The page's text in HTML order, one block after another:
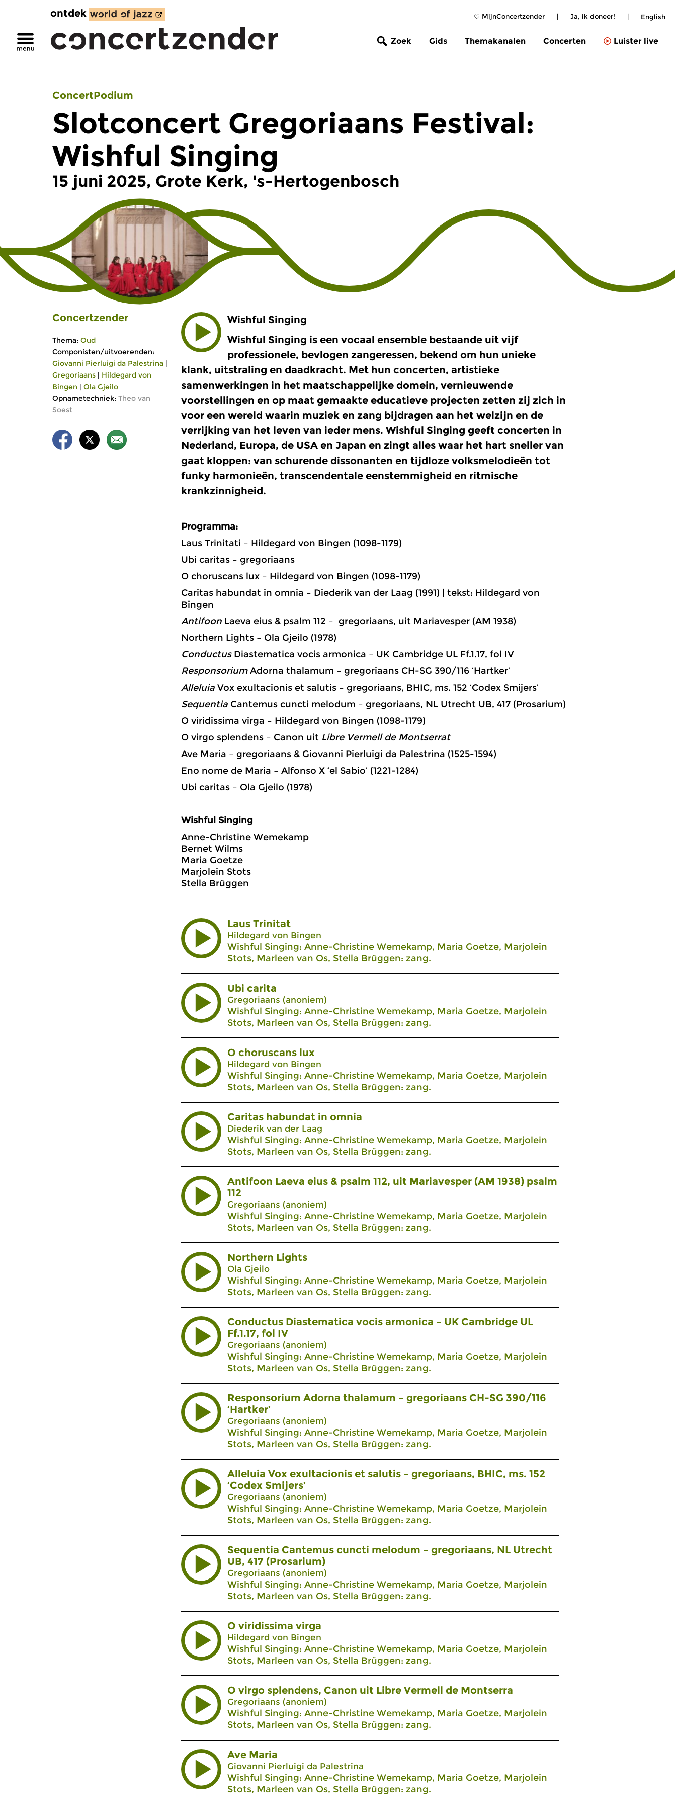
MijnConcertzender | Ja, ik doneer! | English
ontdek
Zoek Gids Themakanalen Concerten Luister live
ConcertPodium
Slotconcert Gregoriaans Festival:
Wishful Singing
15 juni 2025, Grote Kerk, 's-Hertogenbosch
Concertzender
Thema: Oud
Componisten/uitvoerenden:
Giovanni Pierluigi da Palestrina |
Gregoriaans | Hildegard von
Bingen | Ola Gjeilo
Opnametechniek: Theo van
Soest
Wishful Singing
Wishful Singing is een vocaal ensemble bestaande uit vijf
professionele, bevlogen zangeressen, bekend om hun unieke
klank, uitstraling en daadkracht. Met hun concerten, artistieke
samenwerkingen in het maatschappelijke domein, vernieuwende
voorstellingen en op maat gemaakte educatieve projecten zetten zij zich in
voor een wereld waarin muziek en zang bijdragen aan het welzijn en de
verrijking van het leven van ieder mens. Wishful Singing geeft concerten in
Nederland, Europa, de USA en Japan en zingt alles waar het hart sneller van
gaat kloppen: van schurende dissonanten en tijdloze volksmelodieën tot
funky harmonieën, transcendentale eenstemmigheid en ritmische
krankzinnigheid.
Programma:
Laus Trinitati – Hildegard von Bingen (1098-1179)
Ubi caritas – gregoriaans
O choruscans lux – Hildegard von Bingen (1098-1179)
Caritas habundat in omnia – Diederik van der Laag (1991) | tekst: Hildegard von
Bingen
Antifoon Laeva eius & psalm 112 – gregoriaans, uit Mariavesper (AM 1938)
Northern Lights – Ola Gjeilo (1978)
ConductusDiastematica vocis armonica – UK Cambridge UL Ff.1.17, fol IV
ResponsoriumAdorna thalamum – gregoriaans CH-SG 390/116 ‘Hartker’
Alleluia Vox exultacionis et salutis – gregoriaans, BHIC, ms. 152 ‘Codex Smijers’
Sequentia Cantemus cuncti melodum – gregoriaans, NL Utrecht UB, 417 (Prosarium)
O viridissima virga – Hildegard von Bingen (1098-1179)
O virgo splendens – Canon uit Libre Vermell de Montserrat
Ave Maria – gregoriaans & Giovanni Pierluigi da Palestrina (1525-1594)
Eno nome de Maria – Alfonso X ‘el Sabio’ (1221-1284)
Ubi caritas – Ola Gjeilo (1978)
Wishful Singing
Anne-Christine Wemekamp
Bernet Wilms
Maria Goetze
Marjolein Stots
Stella Brüggen
Laus Trinitat
Hildegard von Bingen
Wishful Singing: Anne-Christine Wemekamp, Maria Goetze, Marjolein
Stots, Marleen van Os, Stella Brüggen: zang.
Ubi carita
Gregoriaans (anoniem)
Wishful Singing: Anne-Christine Wemekamp, Maria Goetze, Marjolein
Stots, Marleen van Os, Stella Brüggen: zang.
O choruscans lux
Hildegard von Bingen
Wishful Singing: Anne-Christine Wemekamp, Maria Goetze, Marjolein
Stots, Marleen van Os, Stella Brüggen: zang.
Caritas habundat in omnia
Diederik van der Laag
Wishful Singing: Anne-Christine Wemekamp, Maria Goetze, Marjolein
Stots, Marleen van Os, Stella Brüggen: zang.
Antifoon Laeva eius & psalm 112, uit Mariavesper (AM 1938) psalm
112
Gregoriaans (anoniem)
Wishful Singing: Anne-Christine Wemekamp, Maria Goetze, Marjolein
Stots, Marleen van Os, Stella Brüggen: zang.
Northern Lights
Ola Gjeilo
Wishful Singing: Anne-Christine Wemekamp, Maria Goetze, Marjolein
Stots, Marleen van Os, Stella Brüggen: zang.
Conductus Diastematica vocis armonica – UK Cambridge UL
Ff.1.17, fol IV
Gregoriaans (anoniem)
Wishful Singing: Anne-Christine Wemekamp, Maria Goetze, Marjolein
Stots, Marleen van Os, Stella Brüggen: zang.
Responsorium Adorna thalamum – gregoriaans CH-SG 390/116
‘Hartker’
Gregoriaans (anoniem)
Wishful Singing: Anne-Christine Wemekamp, Maria Goetze, Marjolein
Stots, Marleen van Os, Stella Brüggen: zang.
Alleluia Vox exultacionis et salutis – gregoriaans, BHIC, ms. 152
‘Codex Smijers’
Gregoriaans (anoniem)
Wishful Singing: Anne-Christine Wemekamp, Maria Goetze, Marjolein
Stots, Marleen van Os, Stella Brüggen: zang.
Sequentia Cantemus cuncti melodum – gregoriaans, NL Utrecht
UB, 417 (Prosarium)
Gregoriaans (anoniem)
Wishful Singing: Anne-Christine Wemekamp, Maria Goetze, Marjolein
Stots, Marleen van Os, Stella Brüggen: zang.
O viridissima virga
Hildegard von Bingen
Wishful Singing: Anne-Christine Wemekamp, Maria Goetze, Marjolein
Stots, Marleen van Os, Stella Brüggen: zang.
O virgo splendens, Canon uit Libre Vermell de Montserra
Gregoriaans (anoniem)
Wishful Singing: Anne-Christine Wemekamp, Maria Goetze, Marjolein
Stots, Marleen van Os, Stella Brüggen: zang.
Ave Maria
Giovanni Pierluigi da Palestrina
Wishful Singing: Anne-Christine Wemekamp, Maria Goetze, Marjolein
Stots, Marleen van Os, Stella Brüggen: zang.